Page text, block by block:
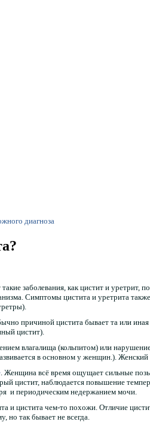
диагноза
заболевания, как цистит и
Симптомы цистита и уретрита
причиной цистита бывает та или
цистит).
влагалища (кольпитом) или
в основном у женщин.).
. Женщина всё время ощущает сильные
цистит, наблюдается повышение
и периодическим недержанием мочи.
цистита чем-то похожи. Отличие
но так бывает не всегда.